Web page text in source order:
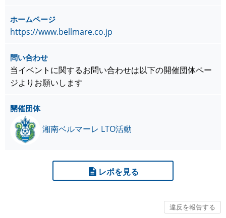
ホームページ
https://www.bellmare.co.jp
問い合わせ
当イベントに関するお問い合わせは以下の開催団体ペー
ジよりお願いします
開催団体
湘南ベルマーレ LTO活動
レポを見る